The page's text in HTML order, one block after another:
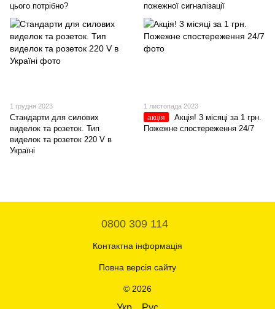
цього потрібно?
пожежної сигналізації
1 грудня 2023
Стандарти для силових
виделок та розеток. Тип
виделок та розеток 220 V в
Україні
1 листопада 2023
акція
Акція! 3 місяці за 1 грн.
Пожежне спостереження 24/7
0800 309 114
Контактна інформація
Повна версія сайту
© 2026